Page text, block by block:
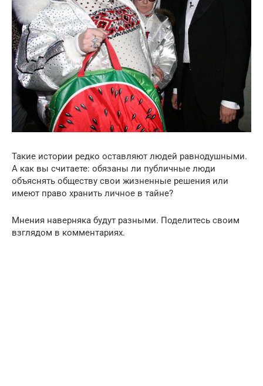
Такие истории редко оставляют людей равнодушными.
А как вы считаете: обязаны ли публичные люди
объяснять обществу свои жизненные решения или
имеют право хранить личное в тайне?
Мнения наверняка будут разными. Поделитесь своим
взглядом в комментариях.